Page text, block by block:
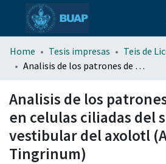
menu.section.about_menu
Home Tesis impresas
Teis de
Analisis de los patrones de inervacion en celulas ciliadas del sistema vestibular del axolotl (Ambystoma Tingrinum)
Analisis de los
en celulas ciliadas del
vestibular del axolotl
Tingrinum)